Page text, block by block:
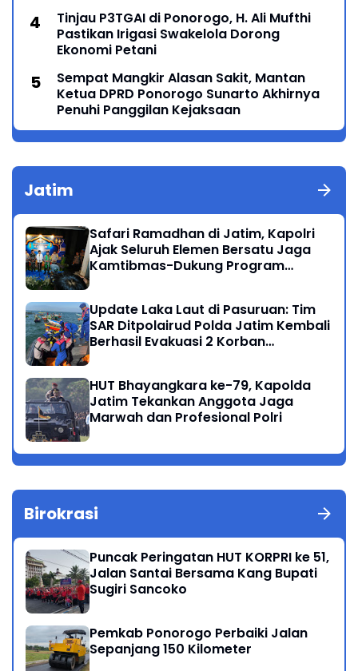
Tinjau P3TGAI di Ponorogo, H. Ali Mufthi
Pastikan Irigasi Swakelola Dorong
Ekonomi Petani
Sempat Mangkir Alasan Sakit, Mantan
Ketua DPRD Ponorogo Sunarto Akhirnya
Penuhi Panggilan Kejaksaan
Jatim
Safari Ramadhan di Jatim, Kapolri
Ajak Seluruh Elemen Bersatu Jaga
Kamtibmas-Dukung Program
Update Laka Laut di Pasuruan: Tim
SAR Ditpolairud Polda Jatim Kembali
Berhasil Evakuasi 2 Korban
HUT Bhayangkara ke-79, Kapolda
Jatim Tekankan Anggota Jaga
Marwah dan Profesional Polri
Birokrasi
Puncak Peringatan HUT KORPRI ke 51,
Jalan Santai Bersama Kang Bupati
Sugiri Sancoko
Pemkab Ponorogo Perbaiki Jalan
Sepanjang 150 Kilometer